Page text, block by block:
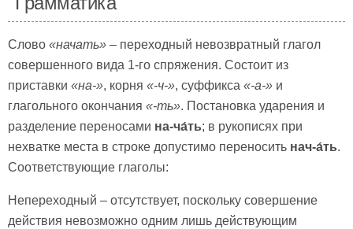
Слово «начать» – переходный невозвратный глагол
совершенного вида 1-го спряжения. Состоит из
приставки «на-», корня «-ч-», суффикса «-а-» и
глагольного окончания «-ть». Постановка ударения и
разделение переносами на-ча́ть; в рукописях при
нехватке места в строке допустимо переносить нач-а́ть.
Соответствующие глаголы:
Непереходный – отсутствует, поскольку совершение
действия невозможно одним лишь действующим